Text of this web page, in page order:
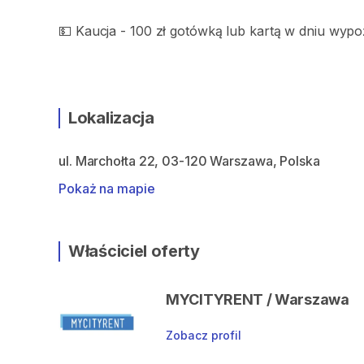
💵 Kaucja - 100 zł gotówką lub kartą w dniu
Lokalizacja
ul. Marchołta 22, 03-120 Warszawa, Polska
Pokaż na mapie
Właściciel oferty
MYCITYRENT / Warszawa
Zobacz profil